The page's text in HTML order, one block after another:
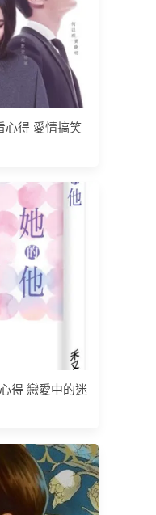
心得 愛情搞笑
得 戀愛中的迷